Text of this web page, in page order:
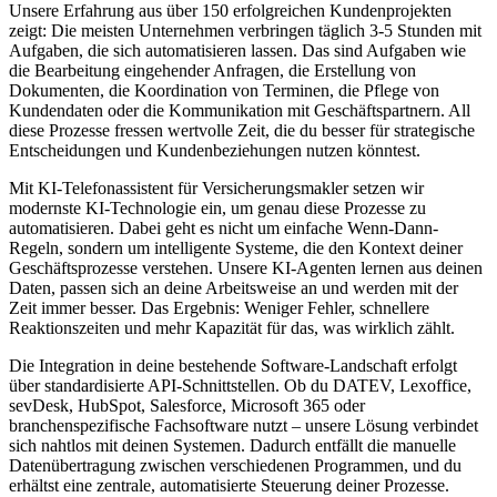
Unsere Erfahrung aus über 150 erfolgreichen Kundenprojekten
zeigt: Die meisten Unternehmen verbringen täglich 3-5 Stunden mit
Aufgaben, die sich automatisieren lassen. Das sind Aufgaben wie
die Bearbeitung eingehender Anfragen, die Erstellung von
Dokumenten, die Koordination von Terminen, die Pflege von
Kundendaten oder die Kommunikation mit Geschäftspartnern. All
diese Prozesse fressen wertvolle Zeit, die du besser für strategische
Entscheidungen und Kundenbeziehungen nutzen könntest.
Mit KI-Telefonassistent für Versicherungsmaklersetzen wir
modernste KI-Technologie ein, um genau diese Prozesse zu
automatisieren. Dabei geht es nicht um einfache Wenn-Dann-
Regeln, sondern um intelligente Systeme, die den Kontext deiner
Geschäftsprozesse verstehen. Unsere KI-Agenten lernen aus deinen
Daten, passen sich an deine Arbeitsweise an und werden mit der
Zeit immer besser. Das Ergebnis: Weniger Fehler, schnellere
Reaktionszeiten und mehr Kapazität für das, was wirklich zählt.
Die Integration in deine bestehende Software-Landschaft erfolgt
über standardisierte API-Schnittstellen. Ob du DATEV, Lexoffice,
sevDesk, HubSpot, Salesforce, Microsoft 365 oder
branchenspezifische Fachsoftware nutzt – unsere Lösung verbindet
sich nahtlos mit deinen Systemen. Dadurch entfällt die manuelle
Datenübertragung zwischen verschiedenen Programmen, und du
erhältst eine zentrale, automatisierte Steuerung deiner Prozesse.